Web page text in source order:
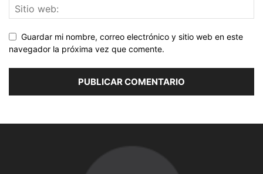
Guardar mi nombre, correo electrónico y sitio web en este
navegador la próxima vez que comente.